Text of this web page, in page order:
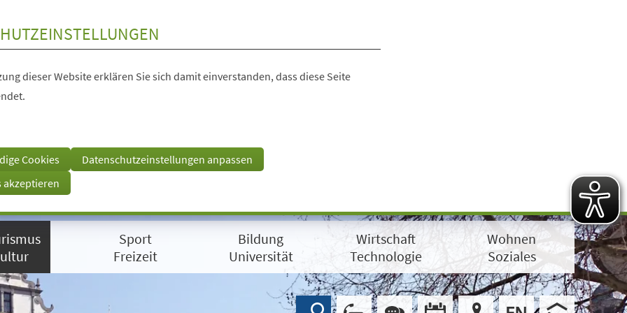
dieser Website erklären Sie sich damit einverstanden, dass diese Seite
Cookies
Datenschutzeinstellungen anpassen
akzeptieren
Sport
Freizeit
Bildung
Universität
Wirtschaft
Technologie
Wohnen
Soziales